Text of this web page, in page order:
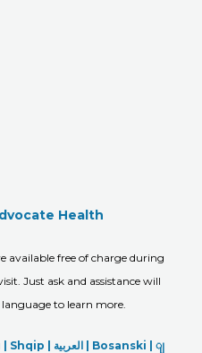
Health
available free of charge during
Just ask and assistance will
to learn more.
| Shqip | العربیة | Bosanski | ျ